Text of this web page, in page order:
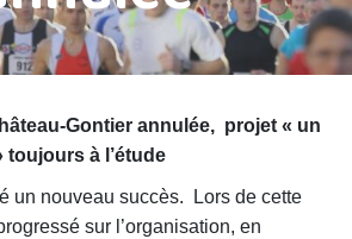
Gontier annulée, projet « un
à l’étude
un nouveau succès. Lors de cette
sur l’organisation, en